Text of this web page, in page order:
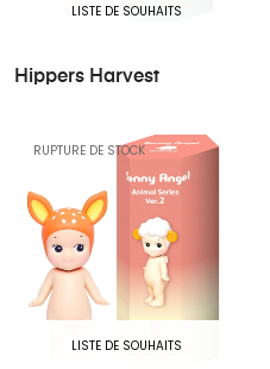
LISTE DE SOUHAITS
Hippers Harvest
RUPTURE DE STOCK
LISTE DE SOUHAITS